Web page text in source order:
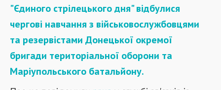
"Єдиного стрілецького дня" відбулися
чергові навчання з військовослужбовцями
та резервістами Донецької окремої
бригади територіальної оборони та
Маріупольського батальйону.